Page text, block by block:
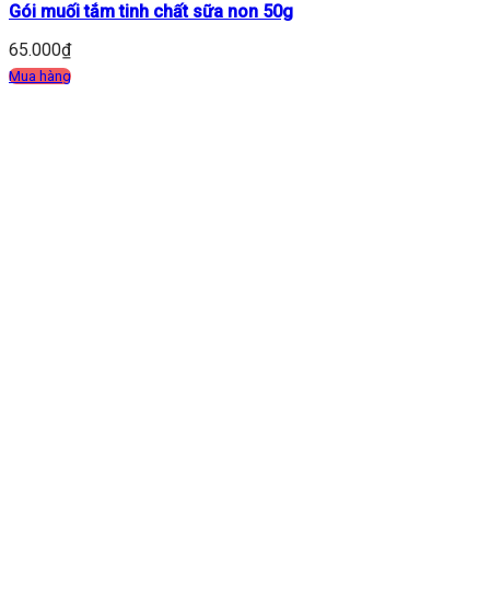
Gói muối tắm tinh chất sữa non 50g
65.000₫
Mua hàng